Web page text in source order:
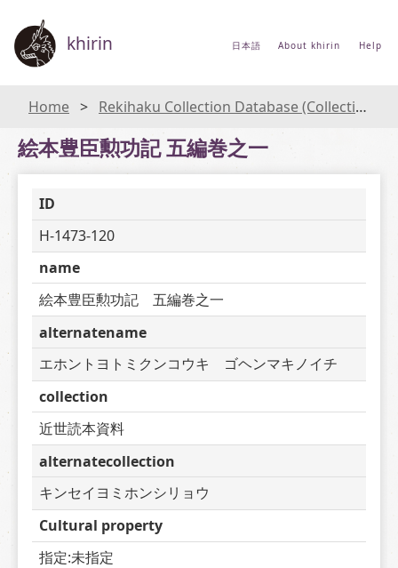
khirin 日本語 About khirin Help
Home Rekihaku Collection Database (Collections Database of the National Museum of Japanese History)
絵本豊臣勲功記 五編巻之一
ID
H-1473-120
name
絵本豊臣勲功記　五編巻之一
alternatename
エホントヨトミクンコウキ　ゴヘンマキノイチ
collection
近世読本資料
alternatecollection
キンセイヨミホンシリョウ
Cultural property
指定:未指定